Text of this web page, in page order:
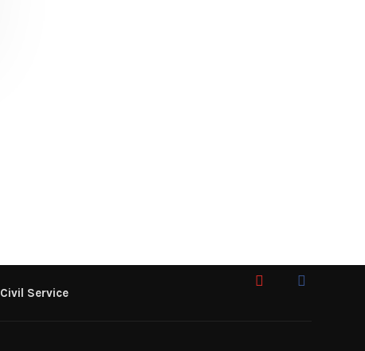
Civil Service